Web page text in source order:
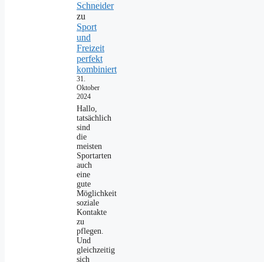
Schneider
zu
Sport
und
Freizeit
perfekt
kombiniert
31.
Oktober
2024
Hallo,
tatsächlich
sind
die
meisten
Sportarten
auch
eine
gute
Möglichkeit
soziale
Kontakte
zu
pflegen.
Und
gleichzeitig
sich